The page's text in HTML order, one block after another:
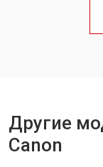
Другие
Canon